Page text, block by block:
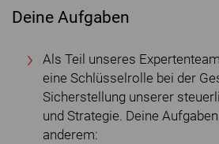
Deine Aufgaben
Als Teil unseres
eine Schlüsselrolle bei der
Sicherstellung unserer
und Strategie. Deine
anderem: